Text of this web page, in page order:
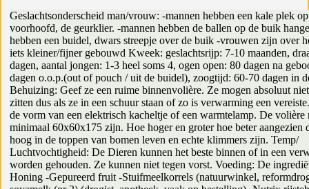
Geslachtsonderscheid man/vrouw: -mannen hebben een kale plek
voorhoofd, de geurklier. -mannen hebben de ballen op de buik
hebben een buidel, dwars streepje over de buik -vrouwen zijn over
iets kleiner/fijner gebouwd Kweek: geslachtsrijp: 7-10 maanden,
dagen, aantal jongen: 1-3 heel soms 4, ogen open: 80 dagen na
dagen o.o.p.(out of pouch / uit de buidel), zoogtijd: 60-70 dagen in
Behuizing: Geef ze een ruime binnenvolière. Ze mogen absoluut
zitten dus als ze in een schuur staan of zo is verwarming een
de vorm van een elektrisch kacheltje of een warmtelamp. De volière
minimaal 60x60x175 zijn. Hoe hoger en groter hoe beter aangezien
hoog in de toppen van bomen leven en echte klimmers zijn. Temp/
Luchtvochtigheid: De Dieren kunnen het beste binnen of in een
worden gehouden. Ze kunnen niet tegen vorst. Voeding: De
Honing -Gepureerd fruit -Stuifmeelkorrels (natuurwinkel,